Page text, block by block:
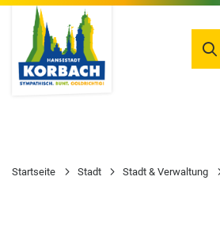
Startseite Stadt Stadt & Verwaltung